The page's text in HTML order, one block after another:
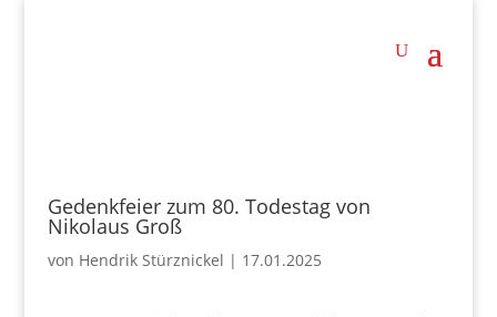
Gedenkfeier zum 80. Todestag von
Nikolaus Groß
von Hendrik Stürznickel | 17.01.2025